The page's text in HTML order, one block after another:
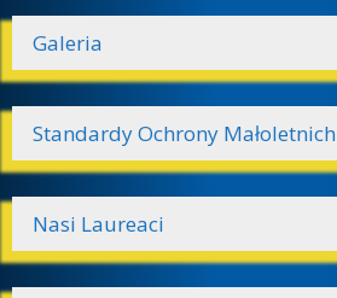
Galeria
Standardy Ochrony Małoletnich
Nasi Laureaci